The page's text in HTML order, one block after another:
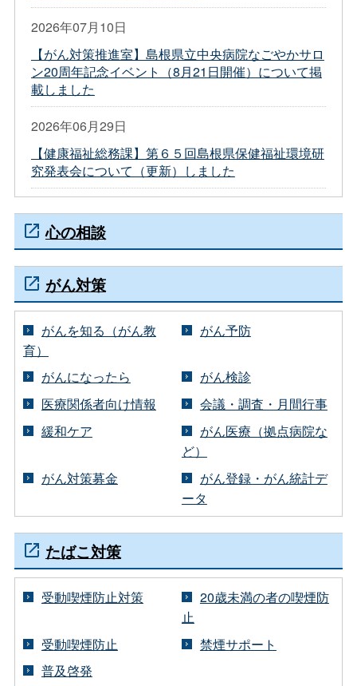
2026年07月10日
【がん対策推進室】島根県立中央病院なごやかサロ
ン20周年記念イベント（8月21日開催）について掲
載しました
2026年06月29日
【健康福祉総務課】第６５回島根県保健福祉環境研
究発表会について（更新）しました
心の相談
がん対策
がんを知る（がん教
育）
がん予防
がんになったら
がん検診
医療関係者向け情報
会議・調査・月間行事
緩和ケア
がん医療（拠点病院な
ど）
がん対策募金
がん登録・がん統計デ
ータ
たばこ対策
受動喫煙防止対策
20歳未満の者の喫煙防
止
受動喫煙防止
禁煙サポート
普及啓発